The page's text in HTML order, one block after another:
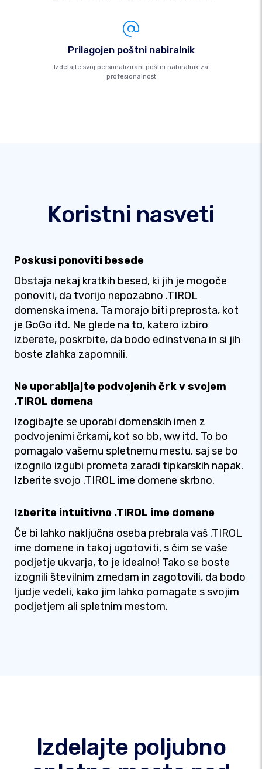
Prilagojen poštni nabiralnik
Izdelajte svoj personalizirani poštni nabiralnik za
profesionalnost
Koristni nasveti
Poskusi ponoviti besede
Obstaja nekaj kratkih besed, ki jih je mogoče
ponoviti, da tvorijo nepozabno .TIROL
domenska imena. Ta morajo biti preprosta, kot
je GoGo itd. Ne glede na to, katero izbiro
izberete, poskrbite, da bodo edinstvena in si jih
boste zlahka zapomnili.
Ne uporabljajte podvojenih črk v svojem
.TIROL domena
Izogibajte se uporabi domenskih imen z
podvojenimi črkami, kot so bb, ww itd. To bo
pomagalo vašemu spletnemu mestu, saj se bo
izognilo izgubi prometa zaradi tipkarskih napak.
Izberite svojo .TIROL ime domene skrbno.
Izberite intuitivno .TIROL ime domene
Če bi lahko naključna oseba prebrala vaš .TIROL
ime domene in takoj ugotoviti, s čim se vaše
podjetje ukvarja, to je idealno! Tako se boste
izognili številnim zmedam in zagotovili, da bodo
ljudje vedeli, kako jim lahko pomagate s svojim
podjetjem ali spletnim mestom.
Izdelajte poljubno